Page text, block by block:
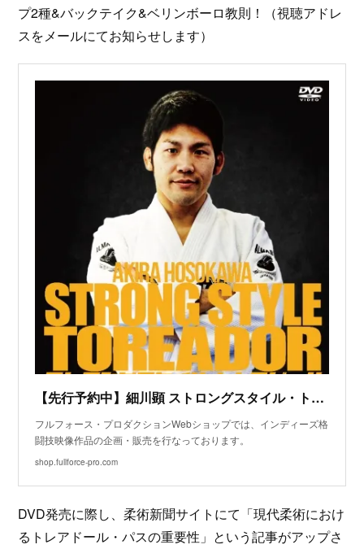
プ2種&バックテイク&ベリンボーロ教則！（視聴アドレ
スをメールにてお知らせします）
【先行予約中】細川顕 ストロングスタイル・トレアドール - フルフォース オンラインショップ
フルフォース・プロダクションWebショップでは、インディーズ格
闘技映像作品の企画・販売を行なっております。
shop.fullforce-pro.com
DVD発売に際し、柔術新聞サイトにて「現代柔術におけ
るトレアドール・パスの重要性」という記事がアップさ